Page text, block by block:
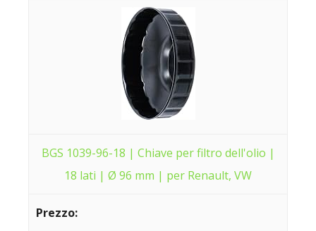
BGS 1039-96-18 | Chiave per filtro dell'olio |
18 lati | Ø 96 mm | per Renault, VW